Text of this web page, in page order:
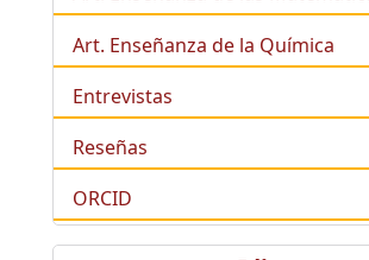
Art. Enseñanza de la Química
Entrevistas
Reseñas
ORCID